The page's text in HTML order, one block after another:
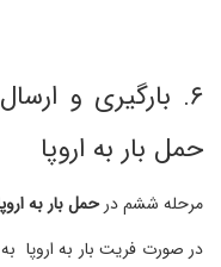
۶. بارگیری و
حمل بار به اروپا
مرحله ششم درحمل بار به
در صورت فریت بار به اروپا